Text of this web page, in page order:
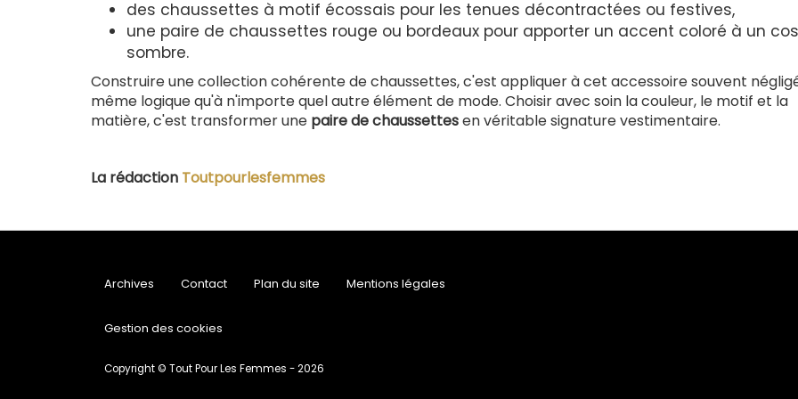
des chaussettes à motif écossais pour les tenues décontractées ou festives,
une paire de chaussettes rouge ou bordeaux pour apporter un accent coloré à un
sombre.
Construire une collection cohérente de chaussettes, c'est appliquer à cet accessoire souvent
même logique qu'à n'importe quel autre élément de mode. Choisir avec soin la couleur, le motif et la
matière, c'est transformer une paire de chaussettesen véritable signature vestimentaire.
La rédaction Toutpourlesfemmes
Archives Contact Plan du site Mentions légales
Gestion des cookies
Copyright © Tout Pour Les Femmes - 2026